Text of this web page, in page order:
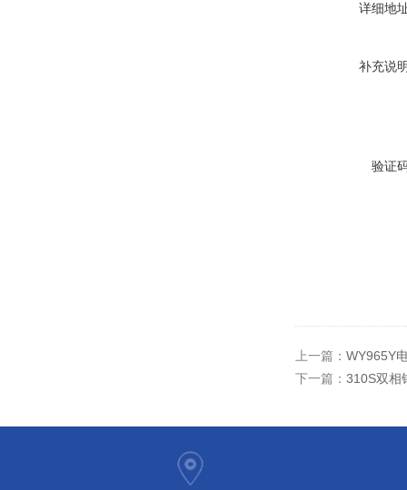
详细地
补充说
验证
上一篇： WY965Y
下一篇： 310S双相